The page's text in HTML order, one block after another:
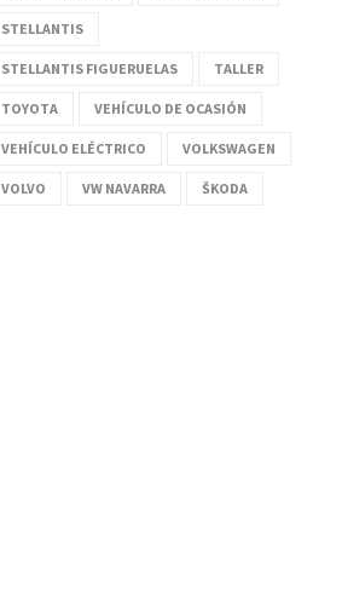
STELLANTIS
STELLANTIS FIGUERUELAS TALLER
TOYOTA VEHÍCULO DE OCASIÓN
VEHÍCULO ELÉCTRICO VOLKSWAGEN
VOLVO VW NAVARRA ŠKODA